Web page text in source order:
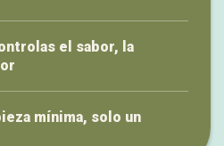
el sabor, la
mínima, solo un